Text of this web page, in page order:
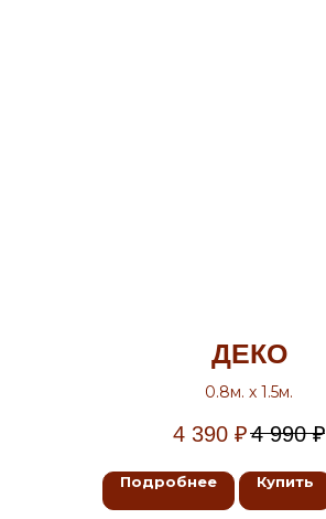
ДЕКО
0.8м. х 1.5м.
4 390 ₽4 990 ₽
Подробнее Купить